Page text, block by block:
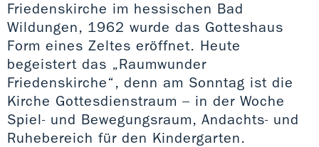
Friedenskirche im hessischen Bad
Wildungen, 1962 wurde das Gotteshaus
Form eines Zeltes eröffnet. Heute
begeistert das „Raumwunder
Friedenskirche“, denn am Sonntag ist die
Kirche Gottesdienstraum – in der Woche
Spiel- und Bewegungsraum, Andachts- und
Ruhebereich für den Kindergarten.